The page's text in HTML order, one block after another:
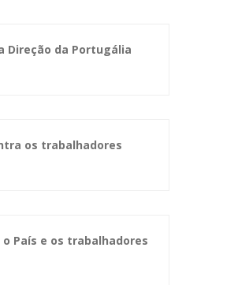
Direção da Portugália
os trabalhadores
o País e os trabalhadores